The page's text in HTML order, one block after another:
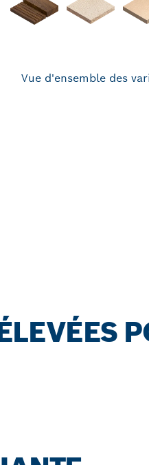
Vue d'ensemble des